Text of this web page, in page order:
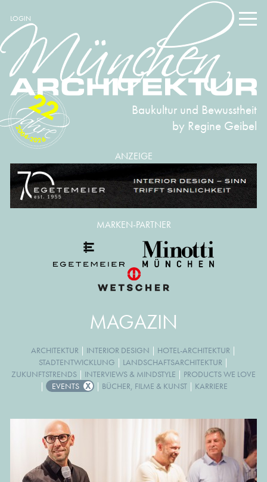
LOGIN
Baukultur und Bewusstheit
by Regine Geibel
2004-2026
22
ANZEIGE
MAGAZIN
ARCHITEKTUR | INTERIOR DESIGN | HOTEL-ARCHITEKTUR |
STADTENTWICKLUNG | LANDSCHAFTSARCHITEKTUR |
ZUKUNFTSTRENDS | INTERVIEWS & MINDSTYLE | PRODUCTS WE LOVE
|
EVENTS | BÜCHER, FILME & KUNST| KARRIERE